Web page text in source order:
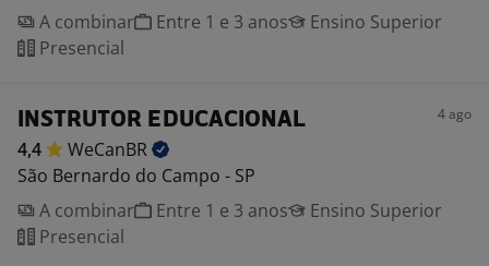
A combinar
Entre 1 e 3 anos
Ensino Superior
Presencial
INSTRUTOR EDUCACIONAL 4 ago
4,4
WeCanBR
São Bernardo do Campo - SP
A combinar
Entre 1 e 3 anos
Ensino Superior
Presencial